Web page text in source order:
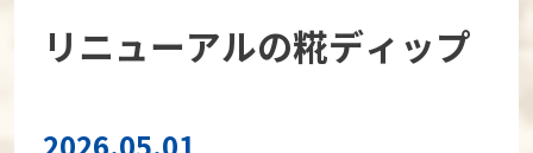
リニューアルの糀ディップ